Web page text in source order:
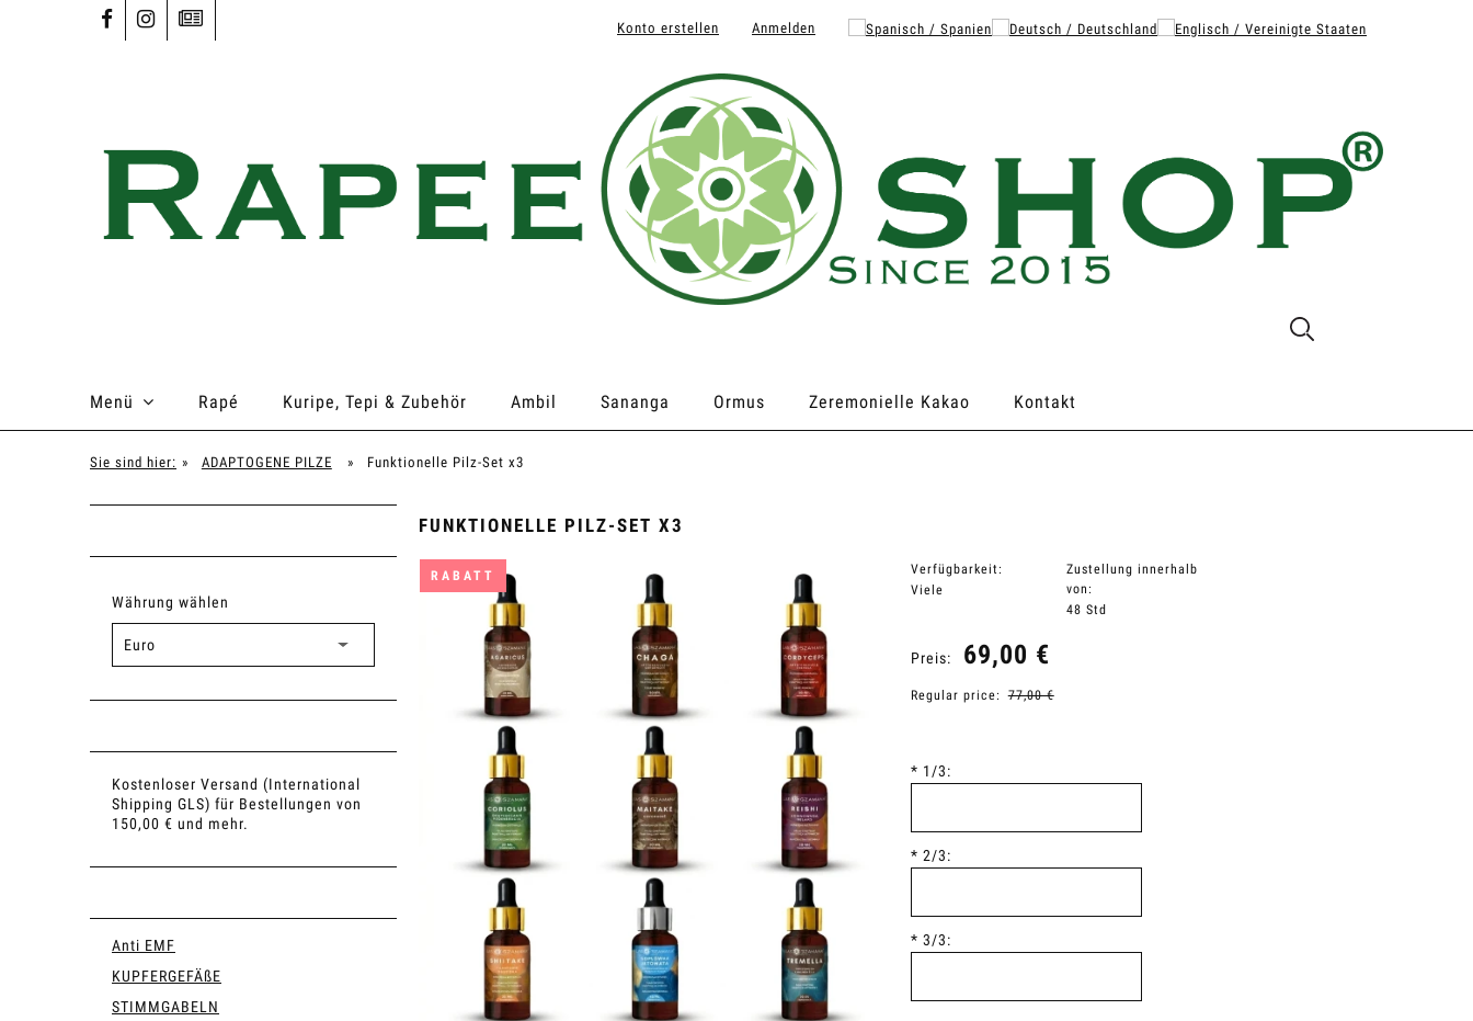
Konto erstellen Anmelden
Menü Rapé Kuripe, Tepi & Zubehör Ambil Sananga Ormus Zeremonielle Kakao Kontakt
Sie sind hier: » ADAPTOGENE PILZE » Funktionelle Pilz-Set x3
Währung wählen
Kostenloser Versand (International
Shipping GLS) für Bestellungen von
150,00 € und mehr.
Anti EMF
KUPFERGEFÄßE
STIMMGABELN
FUNKTIONELLE PILZ-SET X3
RABATT
Verfügbarkeit:
Viele
Zustellung innerhalb
von:
48 Std
Preis: 69,00 €
Regular price: 77,00 €
* 1/3:
* 2/3:
* 3/3: